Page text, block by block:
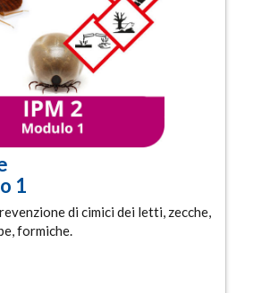
1
di cimici dei letti, zecche,
formiche.